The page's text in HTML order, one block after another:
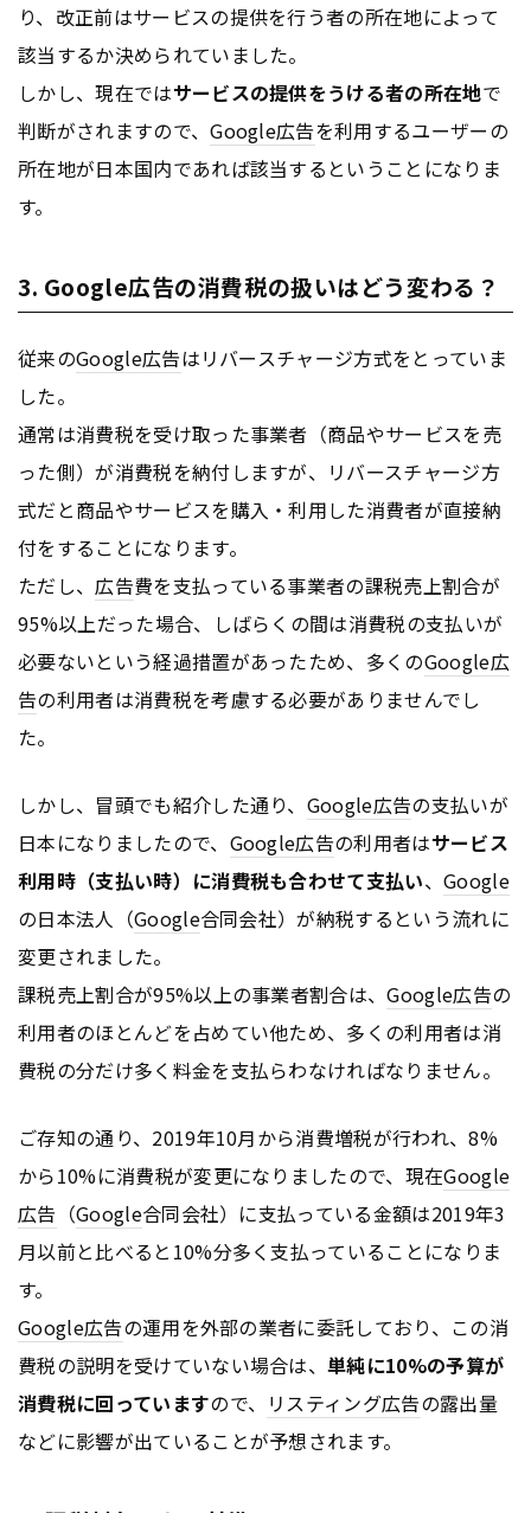
り、改正前はサービスの提供を行う者の所在地によって
該当するか決められていました。
しかし、現在ではサービスの提供をうける者の所在地で
判断がされますので、Google広告を利用するユーザーの
所在地が日本国内であれば該当するということになりま
す。
3. Google広告の消費税の扱いはどう変わる？
従来のGoogle広告はリバースチャージ方式をとっていま
した。
通常は消費税を受け取った事業者（商品やサービスを売
った側）が消費税を納付しますが、リバースチャージ方
式だと商品やサービスを購入・利用した消費者が直接納
付をすることになります。
ただし、広告費を支払っている事業者の課税売上割合が
95%以上だった場合、しばらくの間は消費税の支払いが
必要ないという経過措置があったため、多くのGoogle広
告の利用者は消費税を考慮する必要がありませんでし
た。
しかし、冒頭でも紹介した通り、 Google広告の支払いが
日本になりましたので、 Google広告の利用者はサービス
利用時（支払い時）に消費税も合わせて支払い、Google
の日本法人（Google合同会社）が納税するという流れに
変更されました。
課税売上割合が95%以上の事業者割合は、Google広告の
利用者のほとんどを占めてい他ため、多くの利用者は消
費税の分だけ多く料金を支払らわなければなりません。
ご存知の通り、2019年10月から消費増税が行われ、8%
から10%に消費税が変更になりましたので、現在Google
広告 （Google合同会社）に支払っている金額は2019年3
月以前と比べると10%分多く支払っていることになりま
す。
Google広告の運用を外部の業者に委託しており、この消
費税の説明を受けていない場合は、単純に10%の予算が
消費税に回っていますので、 リスティング広告の露出量
などに影響が出ていることが予想されます。